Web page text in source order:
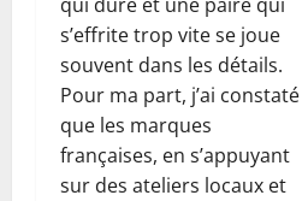
s’effrite trop vite se joue
souvent dans les détails.
Pour ma part, j’ai constaté
que les marques
françaises, en s’appuyant
sur des ateliers locaux et